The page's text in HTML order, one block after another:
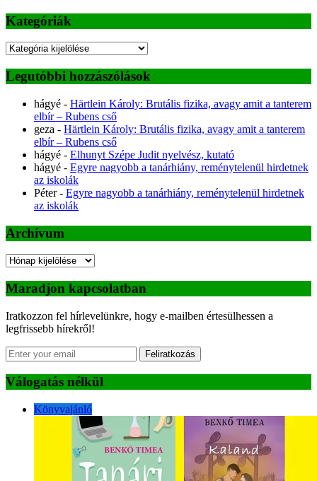
Kategóriák
Kategóriák
Legutóbbi hozzászólások
hágyé - Härtlein Károly: Brutális fizika, avagy amit a tanterem
elbír – Rubens cső
geza - Härtlein Károly: Brutális fizika, avagy amit a tanterem
elbír – Rubens cső
hágyé - Elhunyt Szépe Judit nyelvész, kutató
hágyé - Egyre nagyobb a tanárhiány, reménytelenül hirdetnek
az iskolák
Péter- Egyre nagyobb a tanárhiány, reménytelenül hirdetnek
az iskolák
Archívum
Archívum
Maradjon kapcsolatban
Iratkozzon fel hírlevelünkre, hogy e-mailben értesülhessen a
legfrissebb hírekről!
Feliratkozás
Válogatás nélkül
Könyvajánló